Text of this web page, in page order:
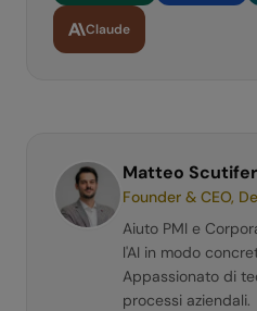
Claude
Matteo
Founder & CEO,
Aiuto PMI e
l'AI in modo
Appassionato di
processi aziendali.